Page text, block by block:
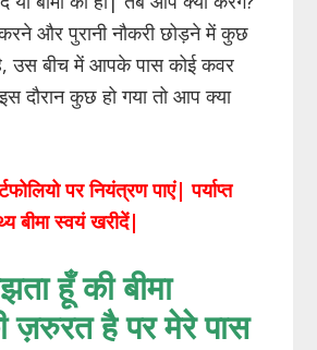
और पुरानी नौकरी छोड़ने में कुछ
उस बीच में आपके पास कोई कवर
दौरान कुछ हो गया तो आप क्या
पर नियंत्रण पाएं| पर्याप्त
बीमा स्वयं खरीदें|
हूँ की बीमा
ज़रुरत है पर मेरे पास